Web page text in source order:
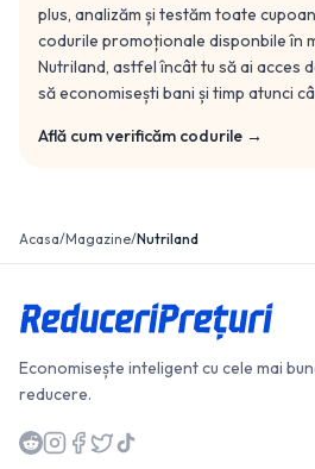
plus, analizăm și testăm toate
codurile promoționale disponbile în
Nutriland, astfel încât tu să ai acces
să economisești bani și timp atunci
Află cum verificăm codurile →
Acasa/Magazine/Nutriland
Economisește inteligent cu cele mai
reducere.